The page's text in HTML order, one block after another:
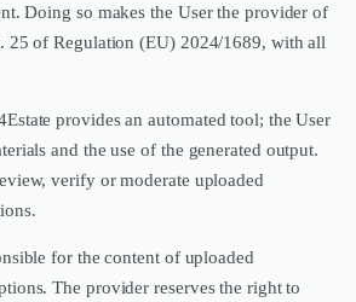
Doing so makes the User the provider of
25 of Regulation (EU) 2024/1689, with all
provides an automated tool; the User
and the use of the generated output.
verify or moderate uploaded
for the content of uploaded
The provider reserves the right to